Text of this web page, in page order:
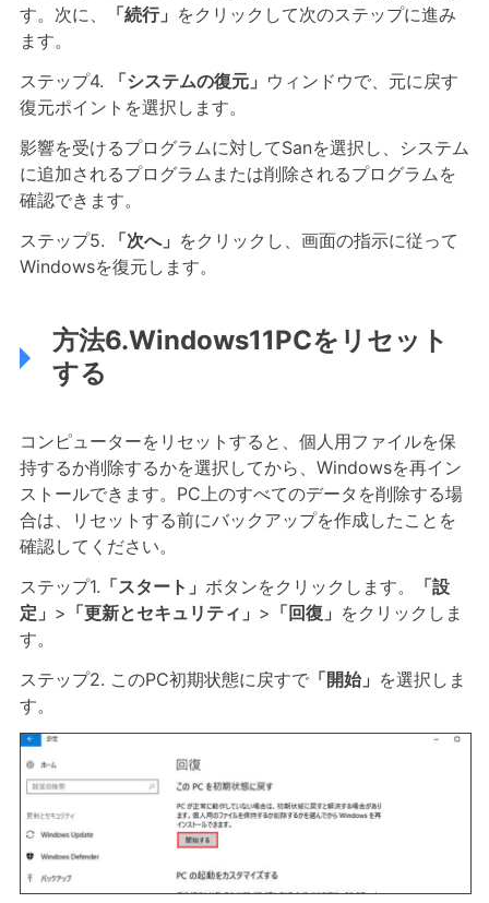
す。次に、
「続行」 をクリックして次のステップに進み
ます。
ステップ4.
「システムの復元」 ウィンドウで、元に戻す
復元ポイントを選択します。
影響を受けるプログラムに対してSanを選択し、システム
に追加されるプログラムまたは削除されるプログラムを
確認できます。
ステップ5. 「次へ」 をクリックし、画面の指示に従って
Windowsを復元します。
方法6.Windows11PCをリセット
する
コンピューターをリセットすると、個人用ファイルを保
持するか削除するかを選択してから、Windowsを再イン
ストールできます。PC上のすべてのデータを削除する場
合は、リセットする前にバックアップを作成したことを
確認してください。
ステップ1. 「スタート」 ボタンをクリックします。
「設
定」 > 「更新とセキュリティ」 > 「回復」 をクリックしま
す。
ステップ2. このPC初期状態に戻すで「開始」 を選択しま
す。